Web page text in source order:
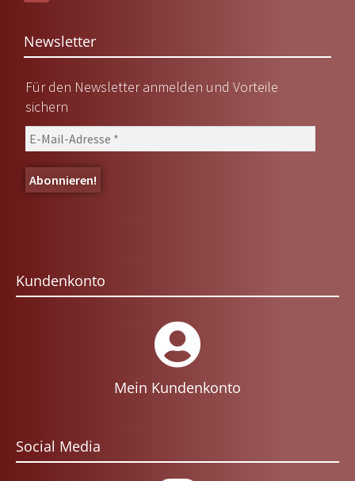
Newsletter
Für den Newsletter anmelden und Vorteile
sichern
Kundenkonto
Mein Kundenkonto
Social Media